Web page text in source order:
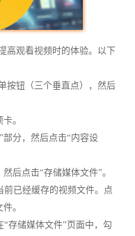
高观看视频时的体验。以下
按钮（三个垂直点），然后
。
部分，然后点击“内容设
后点击“存储媒体文件”。
前已经缓存的视频文件。点
。
“存储媒体文件”页面中，勾